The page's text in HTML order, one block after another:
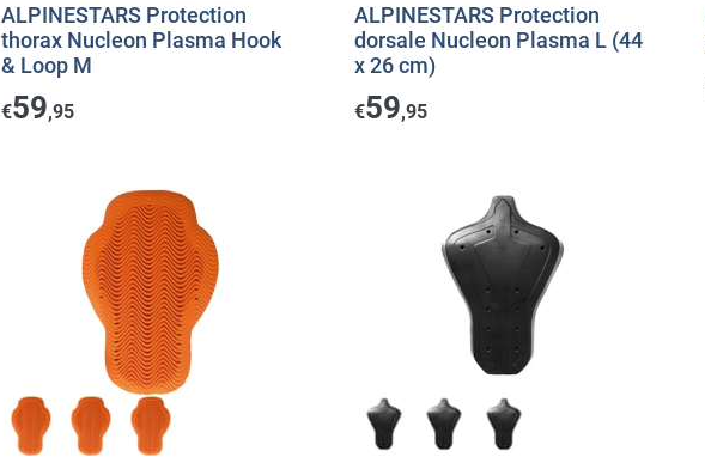
ALPINESTARS Protection
thorax Nucleon Plasma Hook
& Loop M
€59,95
ALPINESTARS Protection
dorsale Nucleon Plasma L (44
x 26 cm)
€59,95